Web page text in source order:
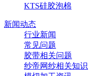
KTS硅胶泡棉
新闻动态
行业新闻
常见问题
胶带相关问题
纱帝网纱相关知识